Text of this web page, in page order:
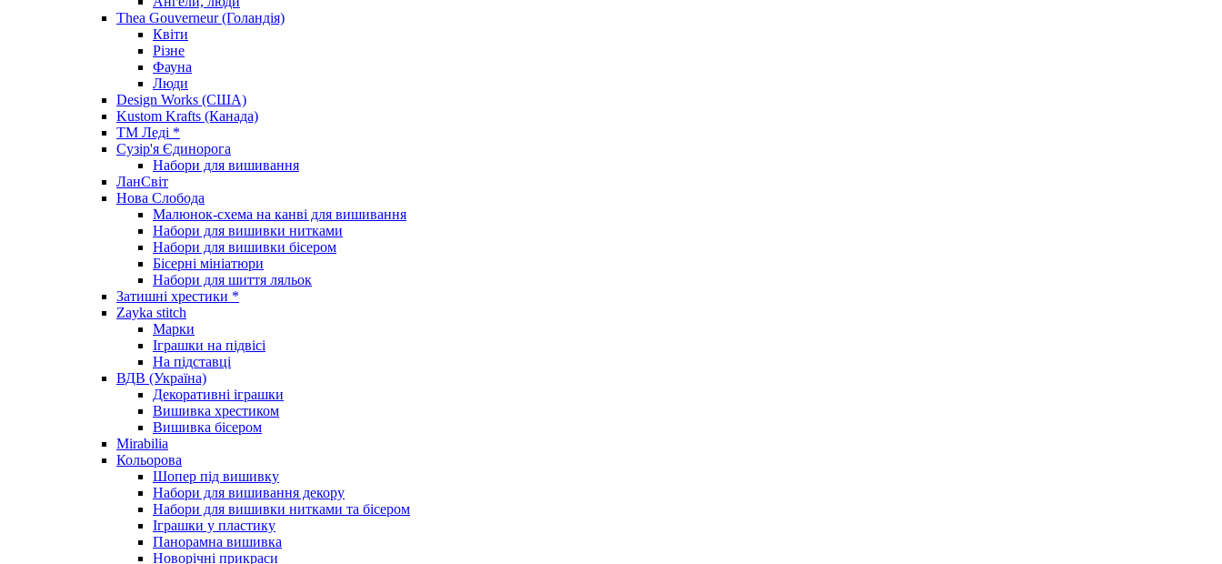
Thea Gouverneur (Голандія)
Квіти
Різне
Фауна
Люди
Design Works (США)
Kustom Krafts (Канада)
ТМ Леді *
Сузір'я Єдинорога
Набори для вишивання
ЛанСвіт
Нова Слобода
Малюнок-схема на канві для вишивання
Набори для вишивки нитками
Набори для вишивки бісером
Бісерні мініатюри
Набори для шиття ляльок
Затишні хрестики *
Zayka stitch
Марки
Іграшки на підвісі
На підставці
ВДВ (Україна)
Декоративні іграшки
Вишивка хрестиком
Вишивка бісером
Mirabilia
Кольорова
Шопер під вишивку
Набори для вишивання декору
Набори для вишивки нитками та бісером
Іграшки у пластику
Панорамна вишивка
Новорічні прикраси